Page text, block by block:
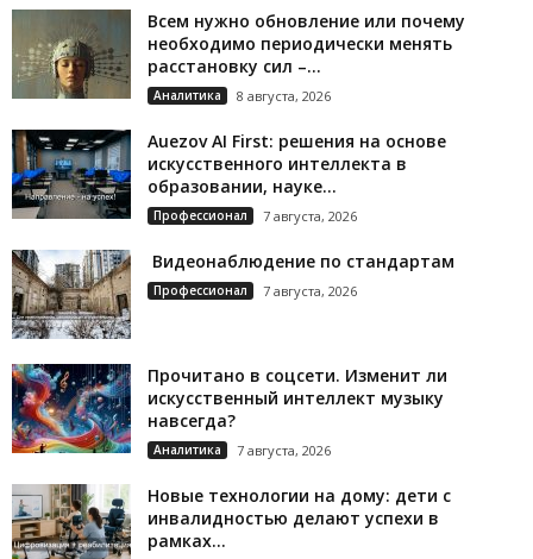
Всем нужно обновление или почему
необходимо периодически менять
расстановку сил –...
Аналитика 8 августа, 2026
Auezov AI First: решения на основе
искусственного интеллекта в
образовании, науке...
Профессионал 7 августа, 2026
Видеонаблюдение по стандартам
Профессионал 7 августа, 2026
Прочитано в соцсети. Изменит ли
искусственный интеллект музыку
навсегда?
Аналитика 7 августа, 2026
Новые технологии на дому: дети с
инвалидностью делают успехи в
рамках...